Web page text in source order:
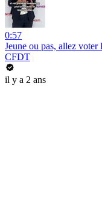
0:57
Jeune ou pas, allez
CFDT
il y a 2 ans